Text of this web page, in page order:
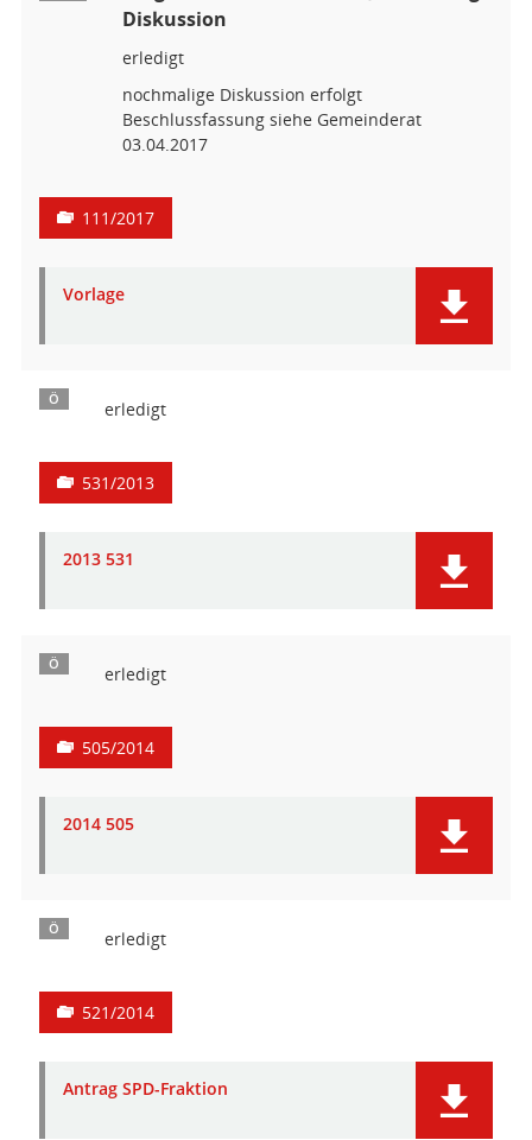
Diskussion
erledigt
nochmalige Diskussion erfolgt
Beschlussfassung siehe Gemeinderat
03.04.2017
111/2017
Vorlage
Ö erledigt
531/2013
2013 531
Ö erledigt
505/2014
2014 505
Ö erledigt
521/2014
Antrag SPD-Fraktion